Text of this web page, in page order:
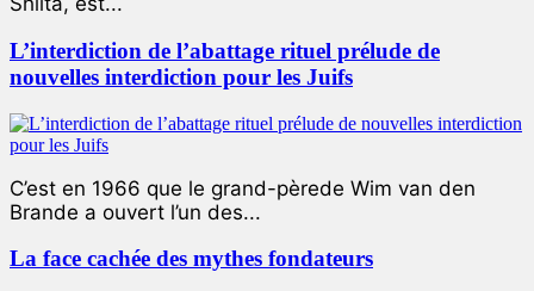
L’interdiction de l’abattage rituel prélude de
nouvelles interdiction pour les Juifs
C’est en 1966 que le grand-pèrede Wim van den
Brande a ouvert l’un des...
La face cachée des mythes fondateurs